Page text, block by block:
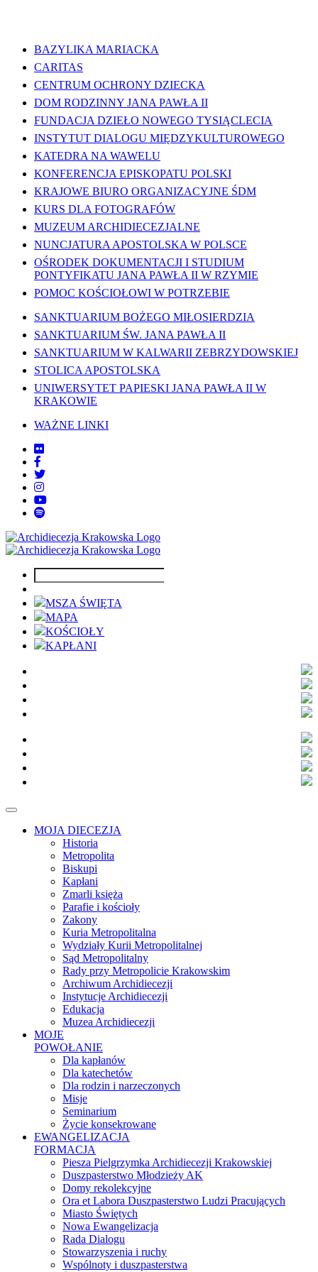
BAZYLIKA MARIACKA
CARITAS
CENTRUM OCHRONY DZIECKA
DOM RODZINNY JANA PAWŁA II
FUNDACJA DZIEŁO NOWEGO TYSIĄCLECIA
INSTYTUT DIALOGU MIĘDZYKULTUROWEGO
KATEDRA NA WAWELU
KONFERENCJA EPISKOPATU POLSKI
KRAJOWE BIURO ORGANIZACYJNE ŚDM
KURS DLA FOTOGRAFÓW
MUZEUM ARCHIDIECEZJALNE
NUNCJATURA APOSTOLSKA W POLSCE
OŚRODEK DOKUMENTACJI I STUDIUM
PONTYFIKATU JANA PAWŁA II W RZYMIE
POMOC KOŚCIOŁOWI W POTRZEBIE
SANKTUARIUM BOŻEGO MIŁOSIERDZIA
SANKTUARIUM ŚW. JANA PAWŁA II
SANKTUARIUM W KALWARII ZEBRZYDOWSKIEJ
STOLICA APOSTOLSKA
UNIWERSYTET PAPIESKI JANA PAWŁA II W
KRAKOWIE
WAŻNE LINKI
MSZA ŚWIĘTA
MAPA
KOŚCIOŁY
KAPŁANI
MOJA DIECEZJA
Historia
Metropolita
Biskupi
Kapłani
Zmarli księża
Parafie i kościoły
Zakony
Kuria Metropolitalna
Wydziały Kurii Metropolitalnej
Sąd Metropolitalny
Rady przy Metropolicie Krakowskim
Archiwum Archidiecezji
Instytucje Archidiecezji
Edukacja
Muzea Archidiecezji
MOJE
POWOŁANIE
Dla kapłanów
Dla katechetów
Dla rodzin i narzeczonych
Misje
Seminarium
Życie konsekrowane
EWANGELIZACJA
FORMACJA
Piesza Pielgrzymka Archidiecezji Krakowskiej
Duszpasterstwo Młodzieży AK
Domy rekolekcyjne
Ora et Labora Duszpasterstwo Ludzi Pracujących
Miasto Świętych
Nowa Ewangelizacja
Rada Dialogu
Stowarzyszenia i ruchy
Wspólnoty i duszpasterstwa